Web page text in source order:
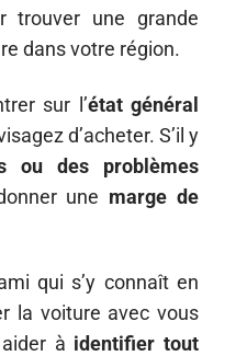
trouver une grande
dans votre région.
sur l’état général
d’acheter. S’il y
ou des problèmes
une marge de
qui s’y connaît en
la voiture avec vous
à identifier tout